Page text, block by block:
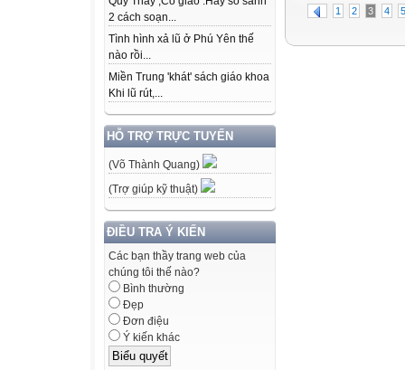
2 cách soạn...
Tình hình xả lũ ở Phú Yên thế
nào rồi...
Miền Trung 'khát' sách giáo khoa
Khi lũ rút,...
HỖ TRỢ TRỰC TUYẾN
(Võ Thành Quang)
(Trợ giúp kỹ thuật)
ĐIỀU TRA Ý KIẾN
Các bạn thầy trang web của
chúng tôi thế nào?
Bình thường
Đẹp
Đơn điệu
Ý kiến khác
1 2 3 4 5